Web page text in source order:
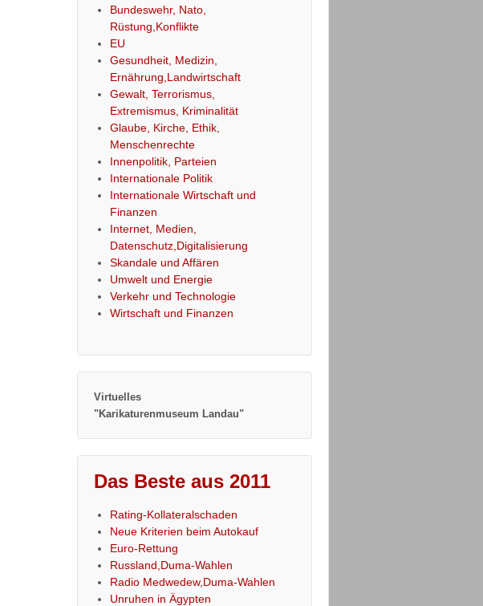
Bundeswehr, Nato,
Rüstung,Konflikte
EU
Gesundheit, Medizin,
Ernährung,Landwirtschaft
Gewalt, Terrorismus,
Extremismus, Kriminalität
Glaube, Kirche, Ethik,
Menschenrechte
Innenpolitik, Parteien
Internationale Politik
Internationale Wirtschaft und
Finanzen
Internet, Medien,
Datenschutz,Digitalisierung
Skandale und Affären
Umwelt und Energie
Verkehr und Technologie
Wirtschaft und Finanzen
Virtuelles
"Karikaturenmuseum Landau"
Das Beste aus 2011
Rating-Kollateralschaden
Neue Kriterien beim Autokauf
Euro-Rettung
Russland,Duma-Wahlen
Radio Medwedew,Duma-Wahlen
Unruhen in Ägypten